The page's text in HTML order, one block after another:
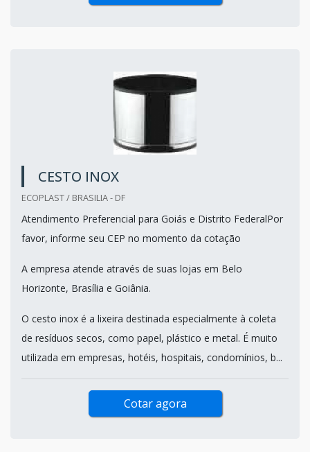
CESTO INOX
ECOPLAST / BRASILIA - DF
Atendimento Preferencial para Goiás e Distrito FederalPor
favor, informe seu CEP no momento da cotação
A empresa atende através de suas lojas em Belo
Horizonte, Brasília e Goiânia.
O cesto inox é a lixeira destinada especialmente à coleta
de resíduos secos, como papel, plástico e metal. É muito
utilizada em empresas, hotéis, hospitais, condomínios, b...
Cotar agora